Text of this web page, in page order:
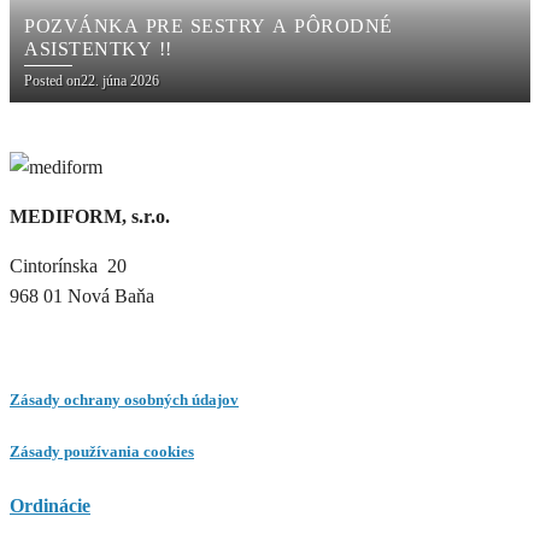
POZVÁNKA PRE SESTRY A PÔRODNÉ
ASISTENTKY !!
Posted on22. júna 2026
MEDIFORM, s.r.o.
Cintorínska 20
968 01 Nová Baňa
Zásady ochrany osobných údajov
Zásady používania cookies
Ordinácie